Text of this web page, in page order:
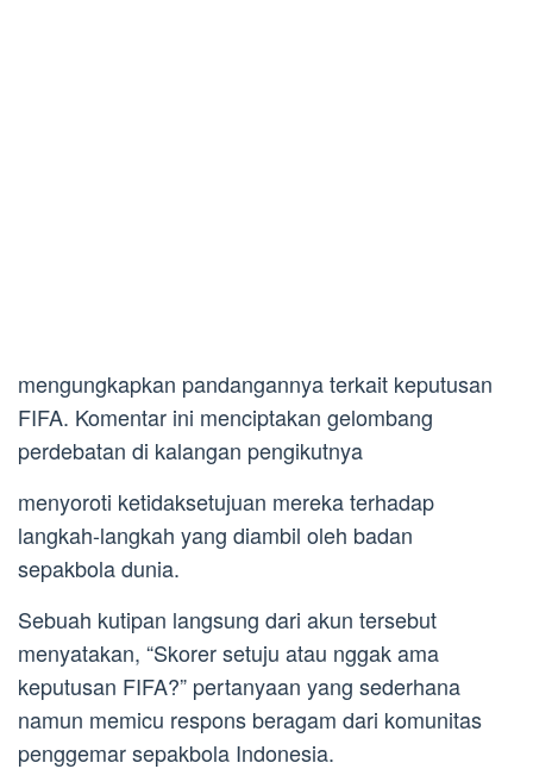
mengungkapkan pandangannya terkait keputusan
FIFA. Komentar ini menciptakan gelombang
perdebatan di kalangan pengikutnya
menyoroti ketidaksetujuan mereka terhadap
langkah-langkah yang diambil oleh badan
sepakbola dunia.
Sebuah kutipan langsung dari akun tersebut
menyatakan, “Skorer setuju atau nggak ama
keputusan FIFA?” pertanyaan yang sederhana
namun memicu respons beragam dari komunitas
penggemar sepakbola Indonesia.